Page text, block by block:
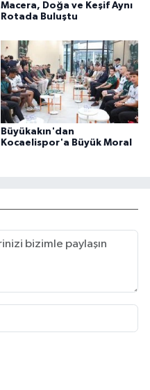
Macera, Doğa ve Keşif Aynı
Rotada Buluştu
Büyükakın'dan
Kocaelispor'a Büyük Moral